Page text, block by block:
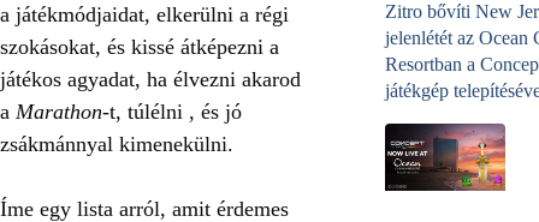
a játékmódjaidat, elkerülni a régi
szokásokat, és kissé átképezni a
játékos agyadat, ha élvezni akarod
a Marathon-t, túlélni , és jó
zsákmánnyal kimenekülni.
Íme egy lista arról, amit érdemes
Zitro bővíti New
jelenlétét az Ocean
Resortban a
játékgép